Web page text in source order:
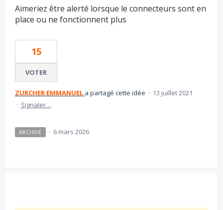
Aimeriez être alerté lorsque le connecteurs sont en
place ou ne fonctionnent plus
15
VOTER
ZURCHER EMMANUEL a partagé cette idée · 13 juillet 2021
· Signaler…
ARCHIVÉ · 6 mars 2026